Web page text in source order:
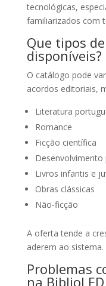
tecnológicas,
familiarizados com
Que tipos
disponíveis?
O catálogo pode
acordos editoriais,
Literatura
Romance
Ficção científica
Desenvolvimento
Livros infantis e
Obras clássicas
Não-ficção
A oferta tende a
aderem ao sistema.
Problemas
na BiblioLED